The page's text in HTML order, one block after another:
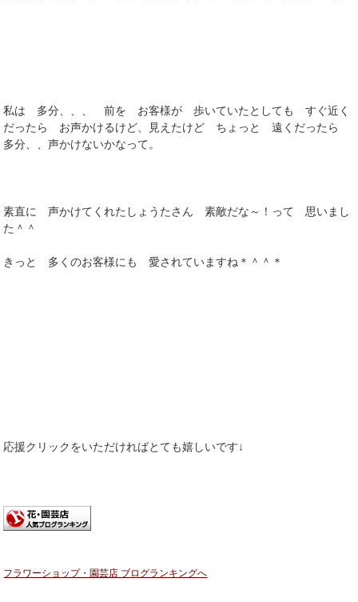
私は 多分、、、 前を お客様が 歩いていたとしても すぐ近く
だったら お声かけるけど、見えたけど ちょっと 遠くだったら
多分、、声かけないかなって。
素直に 声かけてくれたしょうたさん 素敵だな～！って 思いまし
た＾＾
きっと 多くのお客様にも 愛されていますね＊＾＾＊
応援クリックをいただければとても嬉しいです↓
フラワーショップ・園芸店 ブログランキングへ